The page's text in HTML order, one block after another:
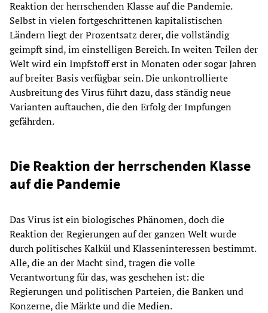
Reaktion der herrschenden Klasse auf die Pandemie.
Selbst in vielen fortgeschrittenen kapitalistischen
Ländern liegt der Prozentsatz derer, die vollständig
geimpft sind, im einstelligen Bereich. In weiten Teilen der
Welt wird ein Impfstoff erst in Monaten oder sogar Jahren
auf breiter Basis verfügbar sein. Die unkontrollierte
Ausbreitung des Virus führt dazu, dass ständig neue
Varianten auftauchen, die den Erfolg der Impfungen
gefährden.
Die Reaktion der herrschenden Klasse
auf die Pandemie
Das Virus ist ein biologisches Phänomen, doch die
Reaktion der Regierungen auf der ganzen Welt wurde
durch politisches Kalkül und Klasseninteressen bestimmt.
Alle, die an der Macht sind, tragen die volle
Verantwortung für das, was geschehen ist: die
Regierungen und politischen Parteien, die Banken und
Konzerne, die Märkte und die Medien.